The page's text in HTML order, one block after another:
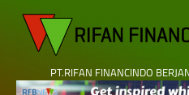
content
PT.RIFAN FINANCINDO